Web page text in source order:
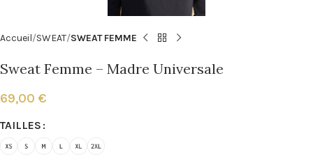
Accueil SWEAT SWEAT FEMME
Sweat Femme – Madre Universale
69,00 €
TAILLES